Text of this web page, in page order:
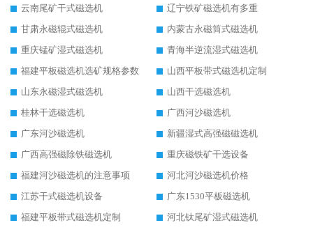
云南尾矿干式磁选机
辽宁铁矿磁选机有多重
甘肃永磁辊式磁选机
内蒙古永磁筒式磁选机
重庆锰矿湿式磁选机
青海半逆流湿式磁选机
福建平板磁选机选矿规格参数
山西平板带式磁选机定制
山东永磁湿式磁选机
山西干选磁选机
桂林干选磁选机
广西河沙磁选机
广东河沙磁选机
新疆湿式高强磁磁选机
广西高强磁除铁磁选机
重庆磁铁矿干选设备
福建河沙磁选机的注意事项
河北河沙磁选机价格
江苏干式磁选机设备
广东1530平板磁选机
福建平板带式磁选机定制
河北钛尾矿湿式磁选机